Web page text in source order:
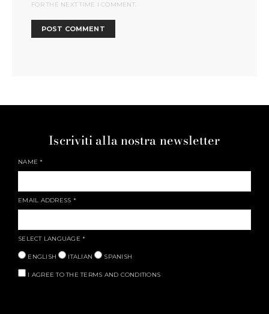
FOR THE NEXT TIME I COMMENT.
Iscriviti alla nostra newsletter
NAME*
EMAIL ADDRESS *
SELECT LANGUAGE *
ENGLISH ITALIAN SPANISH
I AGREE TO THE TERMS AND CONDITIONS